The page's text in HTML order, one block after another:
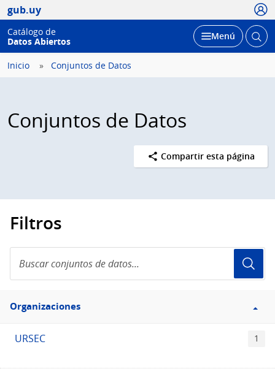
gub.uy
Catálogo de
Datos Abiertos
Desplegar
Menú Abrir
Inicio Conjuntos de Datos
Conjuntos de Datos
Compartir esta página
Filtros
conjuntos
de
Filtro
Organizaciones
Organizaciones
URSEC 1